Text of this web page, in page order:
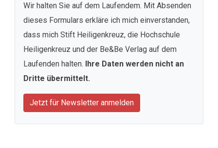
Wir halten Sie auf dem Laufendem. Mit Absenden
dieses Formulars erkläre ich mich einverstanden,
dass mich Stift Heiligenkreuz, die Hochschule
Heiligenkreuz und der Be&Be Verlag auf dem
Laufenden halten. Ihre Daten werden nicht an
Dritte übermittelt.
Jetzt für Newsletter anmelden